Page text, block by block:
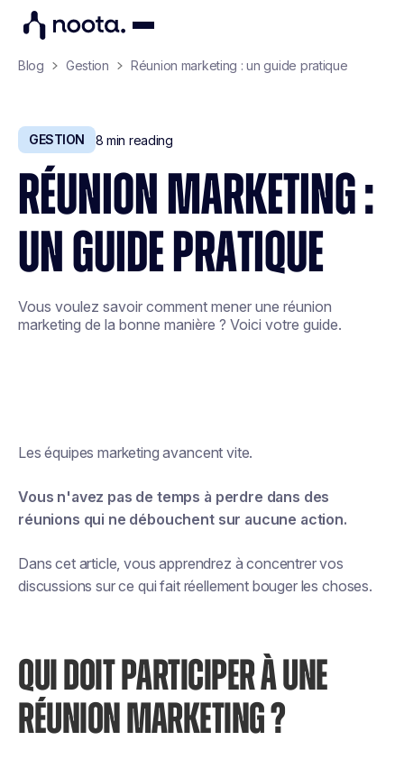
Blog Gestion Réunion marketing : un guide pratique
GESTION 8 min reading
RÉUNION MARKETING :
UN GUIDE PRATIQUE
Vous voulez savoir comment mener une réunion
marketing de la bonne manière ? Voici votre guide.
Les équipes marketing avancent vite.
Vous n'avez pas de temps à perdre dans des
réunions qui ne débouchent sur aucune action.
Dans cet article, vous apprendrez à concentrer vos
discussions sur ce qui fait réellement bouger les choses.
QUI DOIT PARTICIPER À UNE
RÉUNION MARKETING ?